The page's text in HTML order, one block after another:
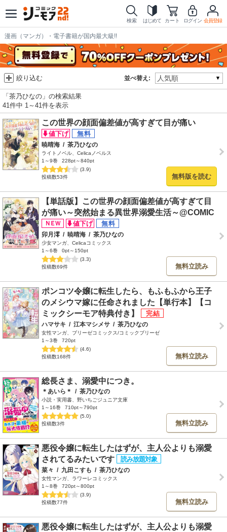
検索 はじめて カート ログイン 会員登録
漫画（マンガ）・電子書籍が国内最大級!!
並べ替え:
絞り込む
「茶乃ひなの」の検索結果
41件中 1～41件を表示
この世界の顔面偏差値が高すぎて目が痛い
暁晴海 / 茶乃ひなの
ライトノベル、Celicaノベルス
1～9巻
228pt～840pt
(3.9)
投稿数53件
無料版を読む
【単話版】この世界の顔面偏差値が高すぎて目
が痛い～突然始まる異世界溺愛生活～@COMIC
卯月澪 / 暁晴海 / 茶乃ひなの
少女マンガ、Celicaコミックス
1～6巻
0pt～150pt
(3.3)
投稿数69件
無料立読み
ポンコツ令嬢に転生したら、もふもふから王子
のメシウマ嫁に任命されました【単行本】【コ
ミックシーモア特典付き】
ハマサキ / 江本マシメサ / 茶乃ひなの
女性マンガ、ブリーゼコミックス/コミックブリーゼ
1～3巻
720pt
(4.6)
投稿数168件
無料立読み
総長さま、溺愛中につき。
＊あいら＊ / 茶乃ひなの
小説・実用書、野いちごジュニア文庫
1～16巻
710pt～790pt
(5.0)
投稿数3件
無料立読み
悪役令嬢に転生したはずが、主人公よりも溺愛
されてるみたいです
菜々 / 九田こすも / 茶乃ひなの
女性マンガ、ラワーレコミックス
1～8巻
720pt～800pt
(3.9)
投稿数77件
無料立読み
悪役令嬢に転生したはずが、主人公よりも溺愛